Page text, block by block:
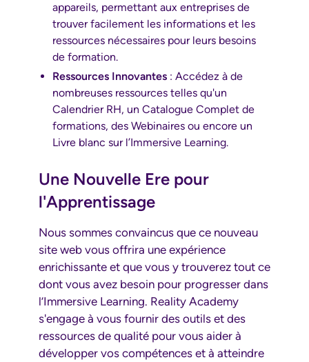
appareils, permettant aux entreprises de
trouver facilement les informations et les
ressources nécessaires pour leurs besoins
de formation.
Ressources Innovantes : Accédez à de
nombreuses ressources telles qu'un
Calendrier RH, un Catalogue Complet de
formations, des Webinaires ou encore un
Livre blanc sur l’Immersive Learning.
Une Nouvelle Ere pour
l'Apprentissage
Nous sommes convaincus que ce nouveau
site web vous offrira une expérience
enrichissante et que vous y trouverez tout ce
dont vous avez besoin pour progresser dans
l’Immersive Learning. Reality Academy
s'engage à vous fournir des outils et des
ressources de qualité pour vous aider à
développer vos compétences et à atteindre